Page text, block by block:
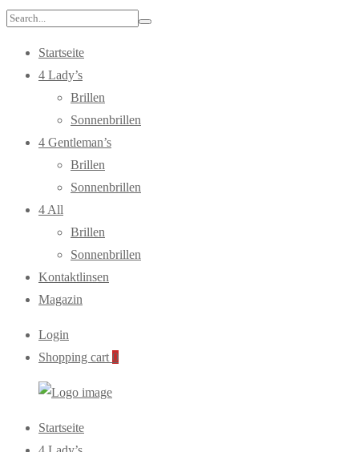
Search
Startseite
4 Lady’s
Brillen
Sonnenbrillen
4 Gentleman’s
Brillen
Sonnenbrillen
4 All
Brillen
Sonnenbrillen
Kontaktlinsen
Magazin
Login
Shopping cart 0
Primary
Menu
Startseite